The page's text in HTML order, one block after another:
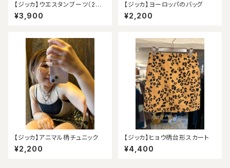
【ジッカ】ウエスタンブーツ（24.
5）
¥3,900
【ジッカ】ヨーロッパのバッグ
¥2,200
【ジッカ】アニマル柄チュニック
¥2,200
【ジッカ】ヒョウ柄台形スカート
¥4,400